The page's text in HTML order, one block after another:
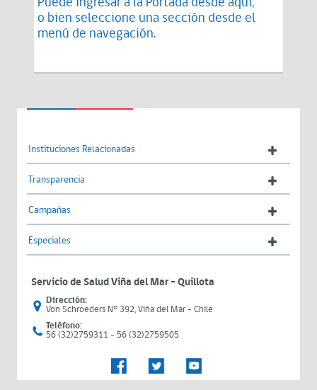
o bien seleccione una sección desde el
menú de navegación.
Instituciones Relacionadas
Transparencia
Campañas
Especiales
Servicio de Salud Viña del Mar – Quillota
Dirección:
Von Schroeders N° 392, Viña del Mar - Chile
Teléfono:
56 (32)2759311 - 56 (32)2759505